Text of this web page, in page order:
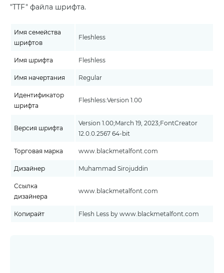
"TTF" файла шрифта.
Имя семейства
шрифтов
Fleshless
Имя шрифта Fleshless
Имя начертания Regular
Идентификатор
шрифта
Fleshless:Version 1.00
Версия шрифта
Version 1.00;March 19, 2023;FontCreator
12.0.0.2567 64-bit
Торговая марка www.blackmetalfont.com
Дизайнер Muhammad Sirojuddin
Ссылка
дизайнера
www.blackmetalfont.com
Копирайт Flesh Less by www.blackmetalfont.com